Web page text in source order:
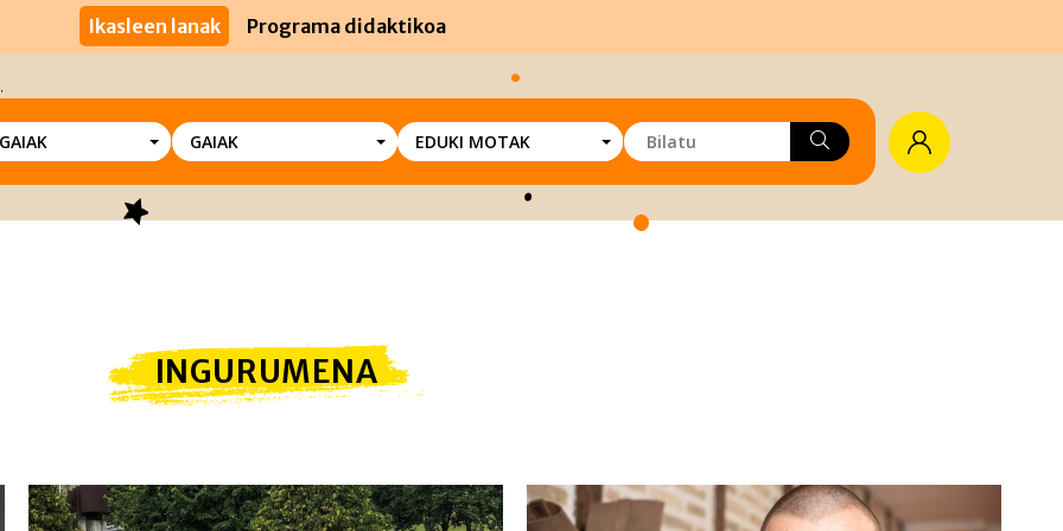
Ikasleen lanak Programa didaktikoa
GAIAK EDUKI MOTAK
INGURUMENA